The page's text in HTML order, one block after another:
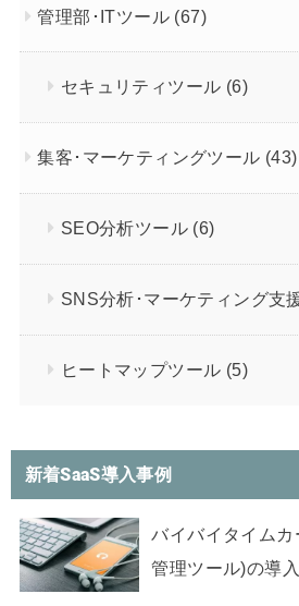
管理部･ITツール (67)
セキュリティツール (6)
集客･マーケティングツール (43)
SEO分析ツール (6)
SNS分析･マーケティング支
ヒートマップツール (5)
新着SaaS導入事例
バイバイタイム
管理ツール)の導